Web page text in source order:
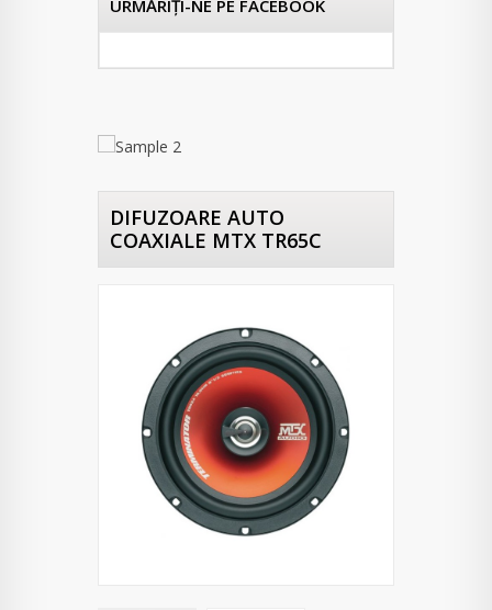
URMĂRIŢI-NE PE FACEBOOK
DIFUZOARE AUTO
COAXIALE MTX TR65C